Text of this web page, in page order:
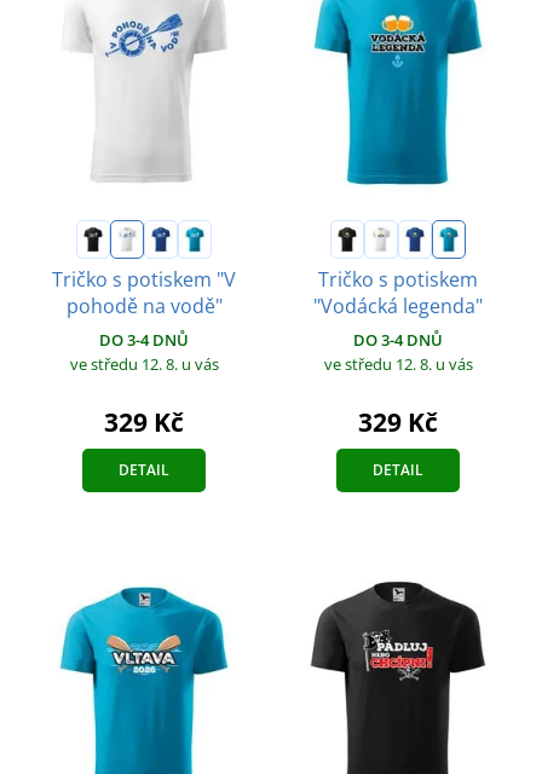
Tričko s potiskem "V
pohodě na vodě"
DO 3-4 DNŮ
ve středu 12. 8. u vás
329 Kč
DETAIL
Tričko s potiskem
"Vodácká legenda"
DO 3-4 DNŮ
ve středu 12. 8. u vás
329 Kč
DETAIL